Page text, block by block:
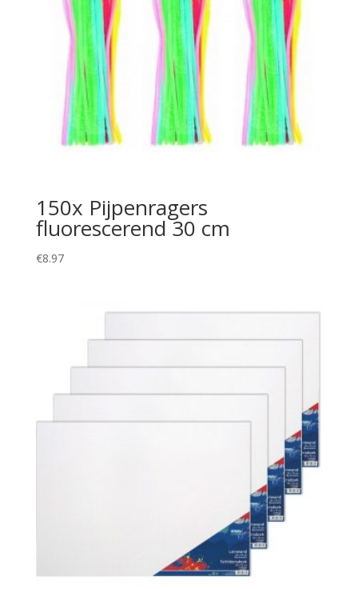
150x Pijpenragers
fluorescerend 30 cm
€8.97